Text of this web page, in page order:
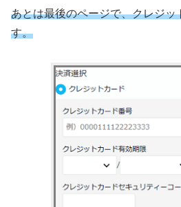
あとは最後のページで、クレジッ
す。